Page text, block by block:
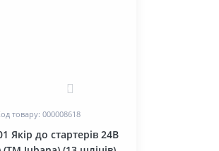
товару: 000008618
Якір до стартерів 24В